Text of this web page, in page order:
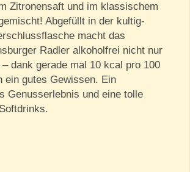
Zitronensaft und im klassischem
Abgefüllt in der kultig-
macht das
Radler alkoholfrei nicht nur
dank gerade mal 10 kcal pro 100
ein gutes Gewissen. Ein
Genusserlebnis und eine tolle